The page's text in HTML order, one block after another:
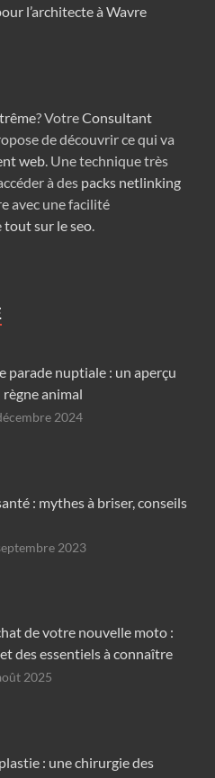
l’architecte à Wavre
? VotreConsultant
de découvrir ce qui va
web. Une technique très
à des packs netlinking
avec une facilité
tout sur le seo.
parade nuptiale : un aperçu
animal
2024
: mythes à briser, conseils
2023
de votre nouvelle moto :
des essentiels à connaître
2025
: une chirurgie des